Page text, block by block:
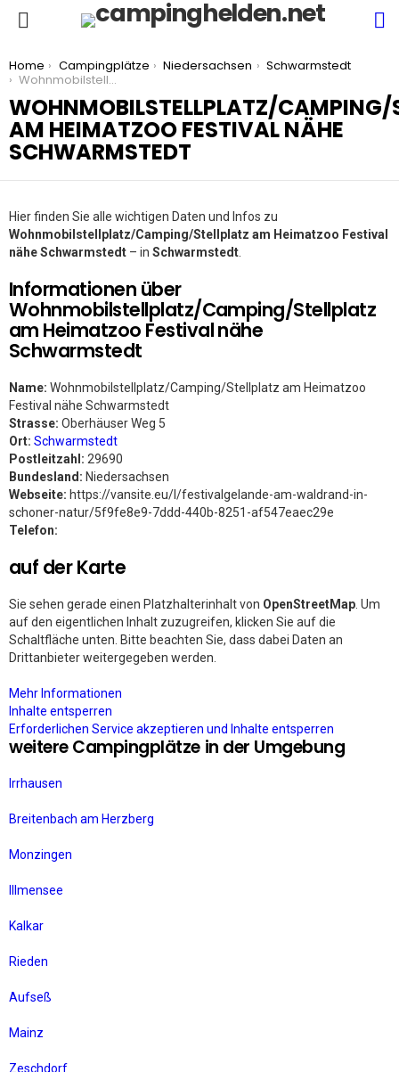
You are here:
Home Campingplätze Niedersachsen
Schwarmstedt
Wohnmobilstellplatz/Camping/Stellplatz am Heimatzoo Festival nähe Schwarmstedt
WOHNMOBILSTELLPLATZ/CAMPING/
AM HEIMATZOO FESTIVAL NÄHE
SCHWARMSTEDT
Hier finden Sie alle wichtigen Daten und Infos zu
Wohnmobilstellplatz/Camping/Stellplatz am Heimatzoo Festival
nähe Schwarmstedt – in Schwarmstedt
Informationen über
Wohnmobilstellplatz/Camping/Stellplatz
am Heimatzoo Festival nähe
Schwarmstedt
Name: Wohnmobilstellplatz/Camping/Stellplatz am Heimatzoo
Festival nähe Schwarmstedt
Strasse: Oberhäuser Weg 5
Ort: Schwarmstedt
Postleitzahl: 29690
Bundesland: Niedersachsen
Webseite: https://vansite.eu/l/festivalgelande-am-waldrand-in-
schoner-natur/5f9fe8e9-7ddd-440b-8251-af547eaec29e
Telefon:
auf der Karte
Sie sehen gerade einen Platzhalterinhalt von OpenStreetMap . Um
auf den eigentlichen Inhalt zuzugreifen, klicken Sie auf die
Schaltfläche unten. Bitte beachten Sie, dass dabei Daten an
Drittanbieter weitergegeben werden.
Mehr Informationen
Inhalte entsperren
Erforderlichen Service akzeptieren und Inhalte entsperren
weitere Campingplätze in der Umgebung
Irrhausen
Breitenbach am Herzberg
Monzingen
Illmensee
Kalkar
Rieden
Aufseß
Mainz
Zeschdorf